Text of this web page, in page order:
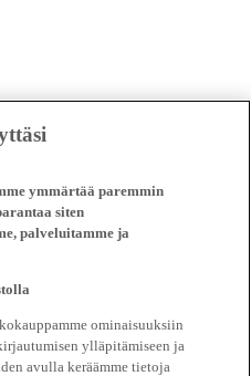
ymmärtää paremmin
siten
palveluitamme ja
ominaisuuksiin
ylläpitämiseen ja
avulla keräämme tietoja